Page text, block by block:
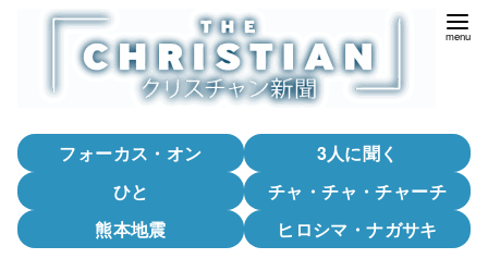
フォーカス・オン
3人に聞く
ひと
チャ・チャ・チャーチ
熊本地震
ヒロシマ・ナガサキ